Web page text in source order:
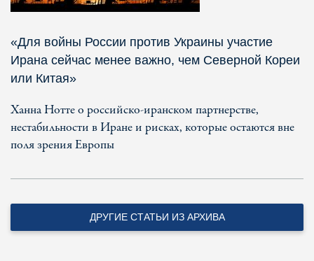
«Для войны России против Украины участие
Ирана сейчас менее важно, чем Северной Кореи
или Китая»
Ханна Нотте о российско-иранском партнерстве,
нестабильности в Иране и рисках, которые остаются вне
поля зрения Европы
ДРУГИЕ СТАТЬИ ИЗ АРХИВА